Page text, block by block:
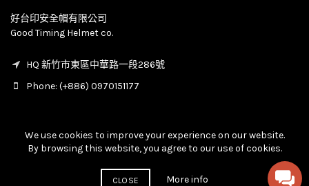
好台印安全帽有限公司
Good Timing Helmet co.
HQ 新竹市東區中華路一段286號
Phone: (+886) 0970151177
We use cookies to improve your experience on our website.
By browsing this website, you agree to our use of cookies.
CLOSE More info